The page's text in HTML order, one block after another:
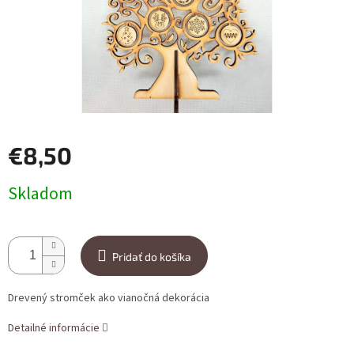
€8,50
Skladom
Pridať do košíka
Drevený stromček ako vianočná dekorácia
Detailné informácie